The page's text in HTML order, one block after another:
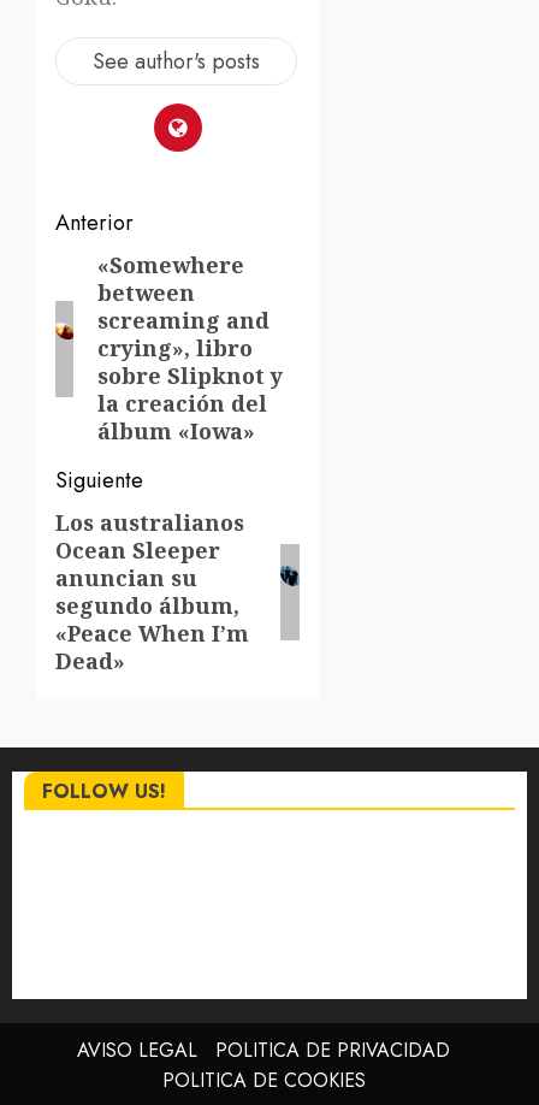
See author's posts
Navegación
entradas
Anterior
Entrada
anterior:
«Somewhere
between
screaming and
crying», libro
sobre Slipknot y
la creación del
álbum «Iowa»
Siguiente
Siguiente
entrada:
Los australianos
Ocean Sleeper
anuncian su
segundo álbum,
«Peace When I’m
Dead»
FOLLOW US!
AVISO LEGAL
POLITICA DE PRIVACIDAD
POLITICA DE COOKIES